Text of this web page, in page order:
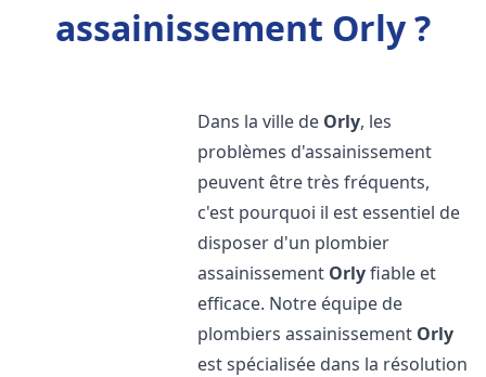
assainissement Orly ?
Dans la ville de Orly, les
problèmes d'assainissement
peuvent être très fréquents,
c'est pourquoi il est essentiel de
disposer d'un plombier
assainissement Orlyfiable et
efficace. Notre équipe de
plombiers assainissement Orly
est spécialisée dans la résolution